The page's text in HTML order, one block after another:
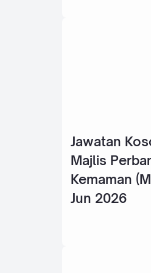
Jawatan
Majlis
Kemaman
Jun 2026